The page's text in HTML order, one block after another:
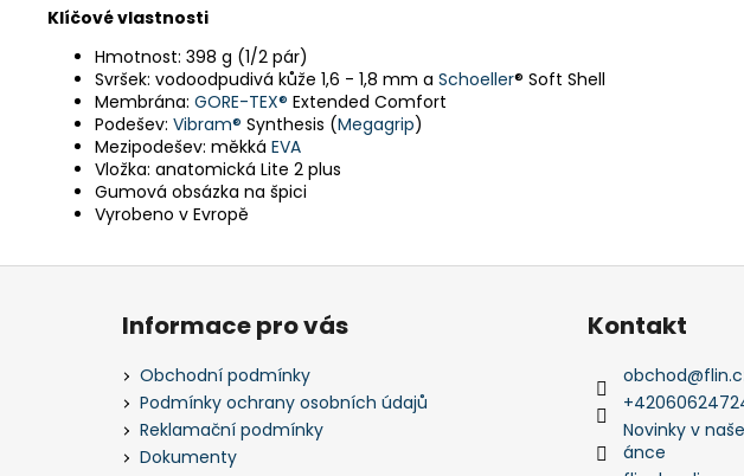
Klíčové vlastnosti
Hmotnost: 398 g (1/2 pár)
Svršek: vodoodpudivá kůže 1,6 - 1,8 mm a Schoeller® Soft Shell
Membrána: GORE-TEX® Extended Comfort
Podešev: Vibram® Synthesis (Megagrip)
Mezipodešev: měkká EVA
Vložka: anatomická Lite 2 plus
Gumová obsázka na špici
Vyrobeno v Evropě
Z
Informace pro vás
Obchodní podmínky
Podmínky ochrany osobních údajů
Reklamační podmínky
Dokumenty
Kontakt
obchod@
Novinky v
ánce